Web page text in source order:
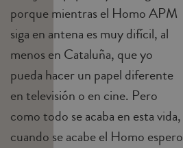
porque mientras el Homo APM
siga en antena es muy difícil, al
menos en Cataluña, que yo
pueda hacer un papel diferente
en televisión o en cine. Pero
como todo se acaba en esta vida,
cuando se acabe el Homo espero